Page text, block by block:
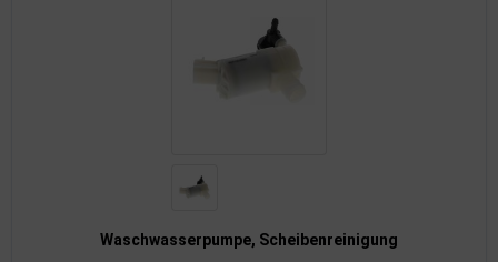
Waschwasserpumpe, Scheibenreinigung